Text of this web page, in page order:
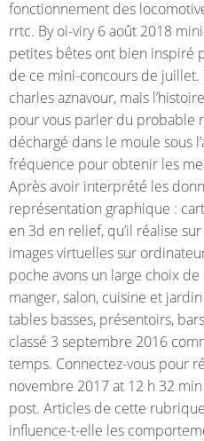
fonctionnement des
rrtc. By oi-viry 6 août 2018
petites bêtes ont bien inspiré
de ce mini-concours de
charles aznavour, mais
pour vous parler du probable
déchargé dans le moule sous
fréquence pour obtenir les
Après avoir interprété les
représentation graphique :
en 3d en relief, qu’il réalise
images virtuelles sur
poche avons un large choix
manger, salon, cuisine et
tables basses, présentoirs,
classé 3 septembre 2016
temps. Connectez-vous pour
novembre 2017 at 12 h 32
post. Articles de cette
influence-t-elle les